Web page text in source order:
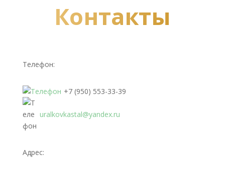
Контакты
Телефон:
+7 (950) 553-33-39
uralkovkastal@yandex.ru
Адрес: